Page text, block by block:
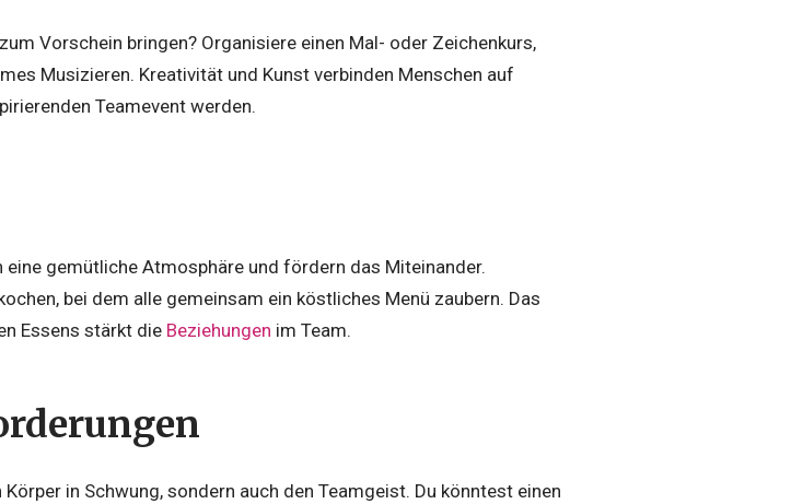
Vorschein bringen? Organisiere einen Mal- oder Zeichenkurs,
Musizieren. Kreativität und Kunst verbinden Menschen auf
Teamevent werden.
gemütliche Atmosphäre und fördern das Miteinander.
bei dem alle gemeinsam ein köstliches Menü zaubern. Das
Essens stärkt die Beziehungen im Team.
in Schwung, sondern auch den Teamgeist. Du könntest einen